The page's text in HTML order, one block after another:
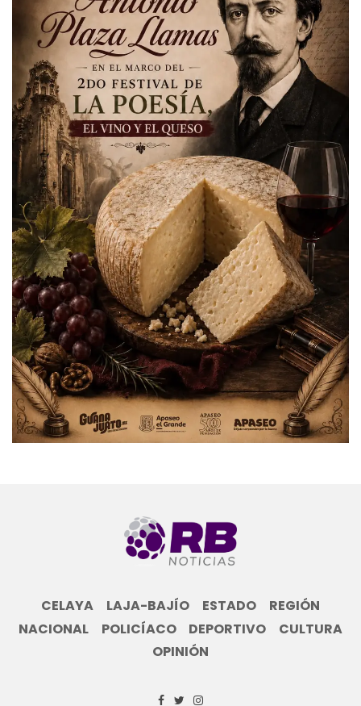
CELAYA LAJA-BAJÍO ESTADO
REGIÓN
NACIONAL
POLICÍACO DEPORTIVO
CULTURA
OPINIÓN